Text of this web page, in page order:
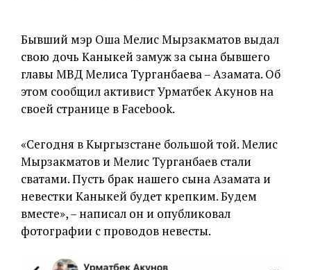
Бывший мэр Оша Мелис Мырзакматов выдал
свою дочь Каныкей замуж за сына бывшего
главы МВД Мелиса Турганбаева – Азамата. Об
этом сообщил активист Урматбек Акунов на
своей странице в Facebook.
«Сегодня в Кыргызстане большой той. Мелис
Мырзакматов и Мелис Турганбаев стали
сватами. Пусть брак нашего сына Азамата и
невестки Каныкей будет крепким. Будем
вместе», – написал он и опубликовал
фотографии с проводов невесты.